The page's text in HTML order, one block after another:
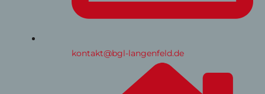
kontakt@bgl-langenfeld.de